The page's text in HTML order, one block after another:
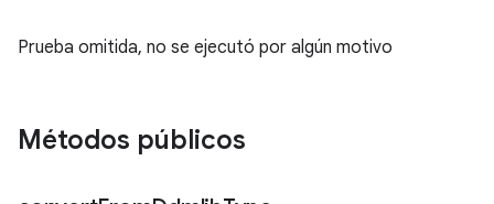
Prueba omitida, no se ejecutó por algún motivo
Métodos públicos